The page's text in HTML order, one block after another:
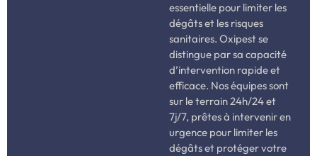
essentielle pour limiter les
dégâts et les risques
sanitaires. Oxipest se
distingue par sa capacité
d’intervention rapide et
efficace. Nos équipes sont
sur le terrain 24h/24 et
7j/7, prêtes à intervenir en
urgence pour limiter les
dégâts et protéger votre